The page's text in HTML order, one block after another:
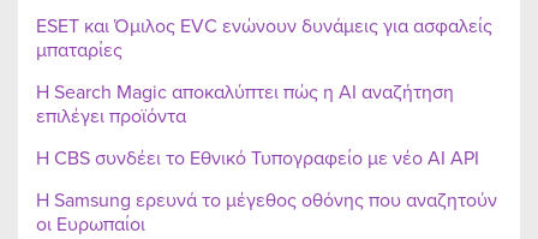
ESET και Όμιλος EVC ενώνουν δυνάμεις για ασφαλείς
μπαταρίες
Η Search Magic αποκαλύπτει πώς η AI αναζήτηση
επιλέγει προϊόντα
Η CBS συνδέει το Εθνικό Τυπογραφείο με νέο AI API
Η Samsung ερευνά το μέγεθος οθόνης που αναζητούν
οι Ευρωπαίοι